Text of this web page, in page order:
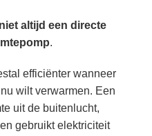
altijd een directe
.
efficiënter wanneer
wilt verwarmen. Een
uit de buitenlucht,
gebruikt elektriciteit